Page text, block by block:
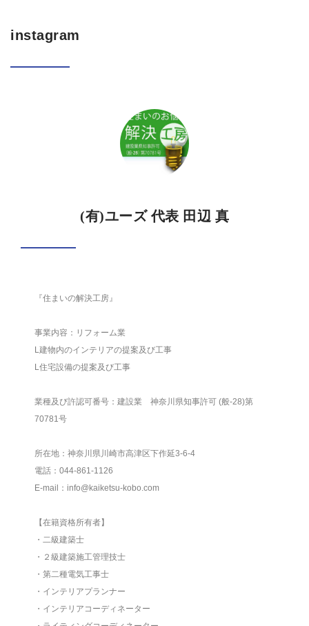
instagram
(有)ユーズ 代表 田辺 真
『住まいの解決工房』
事業内容：リフォーム業
L建物内のインテリアの提案及び工事
L住宅設備の提案及び工事
業種及び許認可番号：建設業 神奈川県知事許可 (般-28)第
70781号
所在地：神奈川県川崎市高津区下作延3-6-4
電話：044-861-1126
E-mail：info@kaiketsu-kobo.com
【在籍資格所有者】
・二級建築士
・２級建築施工管理技士
・第二種電気工事士
・インテリアプランナー
・インテリアコーディネーター